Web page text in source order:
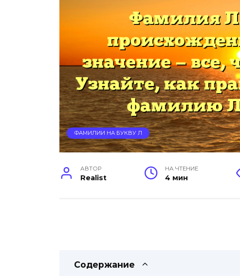
ФАМИЛИИ НА БУКВУ Л
АВТОР
Realist
НА ЧТЕНИЕ
4 мин
Содержание